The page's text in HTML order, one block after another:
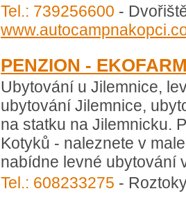
Tel.: 739256600 -
PENZION -
Ubytování u Jilemnice,
ubytování Jilemnice,
na statku na Jilemnicku.
Kotyků - naleznete v
nabídne levné ubytování
Tel.: 608233275 -